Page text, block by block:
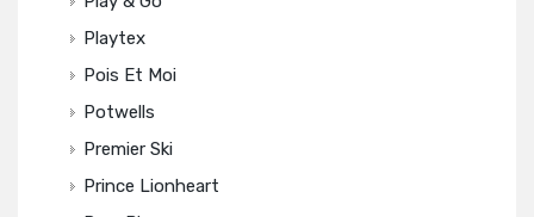
Playtex
Pois Et Moi
Potwells
Premier Ski
Prince Lionheart